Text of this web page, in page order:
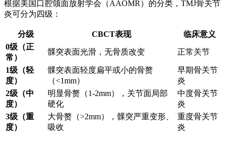
根据美国口腔颌面放射学会（AAOMR）的分类，TMJ骨关节
炎可分为四级：
分级 CBCT表现
临床意义
0级（正
常）
髁突表面光滑，无骨质改变 正常关节
1级（轻
度）
髁突表面轻度扁平或小的骨赘
（<1mm）
早期骨关节
炎
2级（中
度）
明显骨赘（1-2mm），关节面局部
硬化
中度骨关节
炎
3级（重
度）
大骨赘（>2mm），髁突严重变形、
吸收
重度骨关节
炎